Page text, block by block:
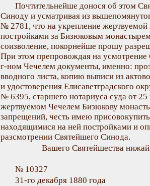
Почтительнейше донося об этом
Синоду и усматривая из
№ 2781, что на укрепление
постройками за Бизюковым
соизволение, покорнейше прошу
При этом препровождая на
г-ном Чечелем документы, именно:
вводного листа, копию выписи из
и удостоверения Елисаветградского
№ 6395, старшего нотариуса суда от
жертвуемом Чечелем Бизюкову
запрещений, честь имею
находящимися на ней постройками и
разсмотрении Святейшего Синода.
Вашего Святейшества
№ 10327
31-го декабря 1880 года